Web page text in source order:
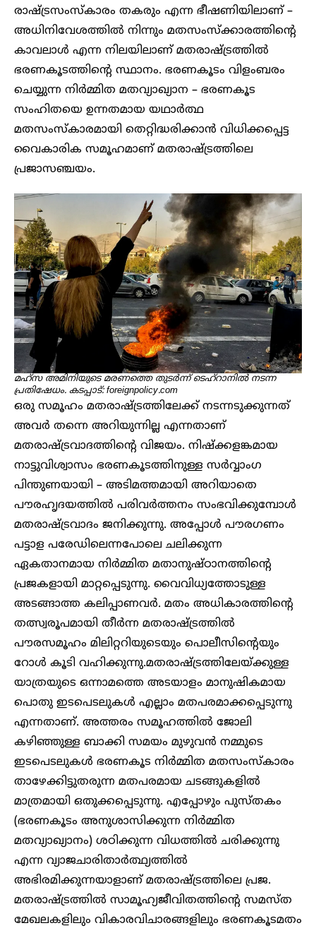
രാഷ്ട്രസംസ്കാരം തകരും എന്ന ഭീഷണിയിലാണ് –
അധിനിവേശത്തിൽ നിന്നും മതസംസ്ക്കാരത്തിന്റെ
കാവലാൾ എന്ന നിലയിലാണ് മതരാഷ്ട്രത്തിൽ
ഭരണകൂടത്തിന്റെ സ്ഥാനം. ഭരണകൂടം വിളംബരം
ചെയ്യുന്ന നിർമ്മിത മതവ്യാഖ്യാന – ഭരണകൂട
സംഹിതയെ ഉന്നതമായ യഥാർത്ഥ
മതസംസ്കാരമായി തെറ്റിദ്ധരിക്കാൻ വിധിക്കപ്പെട്ട
വൈകാരിക സമൂഹമാണ് മതരാഷ്ട്രത്തിലെ
പ്രജാസഞ്ചയം.
മഹ്സ അമിനിയുടെ മരണത്തെ തുടർന്ന് ടെഹ്റാനിൽ നടന്ന
പ്രതിഷേധം. കടപ്പാട്: foreignpolicy.com
ഒരു സമൂഹം മതരാഷ്ട്രത്തിലേക്ക് നടന്നടുക്കുന്നത്
അവർ തന്നെ അറിയുന്നില്ല എന്നതാണ്
മതരാഷ്ട്രവാദത്തിന്റെ വിജയം. നിഷ്ക്കളങ്കമായ
നാട്ടുവിശ്വാസം ഭരണകൂടത്തിനുള്ള സർവ്വാംഗ
പിന്തുണയായി – അടിമത്തമായി അറിയാതെ
പൗരഹൃദയത്തിൽ പരിവർത്തനം സംഭവിക്കുമ്പോൾ
മതരാഷ്ട്രവാദം ജനിക്കുന്നു. അപ്പോൾ പൗരഗണം
പട്ടാള പരേഡിലെന്നപോലെ ചലിക്കുന്ന
ഏകതാനമായ നിർമ്മിത മതാനുഷ്ഠാനത്തിന്റെ
പ്രജകളായി മാറ്റപ്പെടുന്നു. വൈവിധ്യത്തോടുള്ള
അടങ്ങാത്ത കലിപ്പാണവർ. മതം അധികാരത്തിന്റെ
തത്സ്വരൂപമായി തീർന്ന മതരാഷ്ട്രത്തിൽ
പൗരസമൂഹം മിലിറ്ററിയുടെയും പൊലീസിന്റെയും
റോൾ കൂടി വഹിക്കുന്നു.മതരാഷ്ട്രത്തിലേയ്ക്കുള്ള
യാത്രയുടെ ഒന്നാമത്തെ അടയാളം മാനുഷികമായ
പൊതു ഇടപെടലുകൾ എല്ലാം മതപരമാക്കപ്പെടുന്നു
എന്നതാണ്. അത്തരം സമൂഹത്തിൽ ജോലി
കഴിഞ്ഞുള്ള ബാക്കി സമയം മുഴുവൻ നമ്മുടെ
ഇടപെടലുകൾ ഭരണകൂട നിർമ്മിത മതസംസ്കാരം
താഴേക്കിട്ടുതരുന്ന മതപരമായ ചടങ്ങുകളിൽ
മാത്രമായി ഒതുക്കപ്പെടുന്നു. എപ്പോഴും പുസ്തകം
(ഭരണകൂടം അനുശാസിക്കുന്ന നിർമ്മിത
മതവ്യാഖ്യാനം) ശഠിക്കുന്ന വിധത്തിൽ ചരിക്കുന്നു
എന്ന വ്യാജചാരിതാർത്ഥ്യത്തിൽ
അഭിരമിക്കുന്നയാളാണ് മതരാഷ്ട്രത്തിലെ പ്രജ.
മതരാഷ്ട്രത്തിൽ സാമൂഹ്യജീവിതത്തിന്റെ സമസ്ത
മേഖലകളിലും വികാരവിചാരങ്ങളിലും ഭരണകൂടമതം